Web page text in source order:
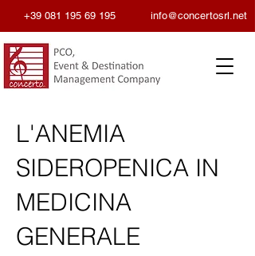
+39 081 195 69 195 info@concertosrl.net
L'ANEMIA
SIDEROPENICA IN
MEDICINA
GENERALE